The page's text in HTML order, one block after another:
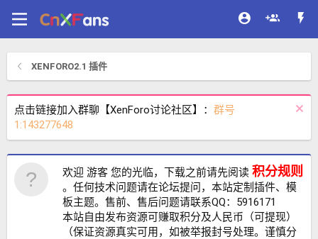
XENFORO2.1 插件
点击链接加入群聊【XenForo讨论社区】： 群号
1:143277648
欢迎 游客 您的光临，下载之前请先阅读 积分规则
。任何技术问题请在论坛提问，本站定制插件、模
板主题。售前、售后问题请联系QQ：5916171
本站自由发布资源可赚取积分及人民币（可提现）
（保证资源真实可用，如被举报封号处理。谨慎分